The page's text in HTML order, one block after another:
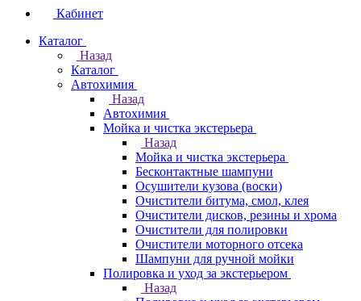
Кабинет
Каталог
Назад
Каталог
Автохимия
Назад
Автохимия
Мойка и чистка экстерьера
Назад
Мойка и чистка экстерьера
Бесконтактные шампуни
Осушители кузова (воски)
Очистители битума, смол, клея
Очистители дисков, резины и хрома
Очистители для полировки
Очистители моторного отсека
Шампуни для ручной мойки
Полировка и уход за экстерьером
Назад